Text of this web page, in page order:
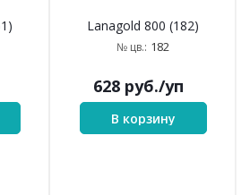
Lanagold 800 (182)
№ цв.: 182
628 руб./уп
В корзину